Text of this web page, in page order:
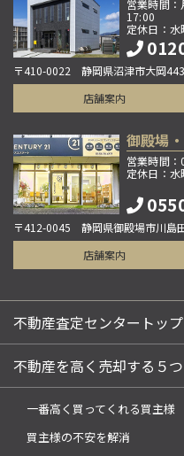
営業時間
17:00
定休日：水
〒410-0022 静岡県沼津市大岡
店舗案内
御殿場
営業時間
定休日：水
〒412-0045 静岡県御殿場市川島
店舗案内
不動産査定センタートップ
不動産を高く売却する５
一番高く買ってくれる買主様
買主様の不安を解消